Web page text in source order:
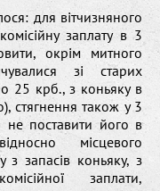
для вітчизняного
заплату в 3
окрім митного
зі старих
25 крб., з коньяку в
стягнення також у 3
поставити його в
місцевого
з запасів коньяку, з
заплати,